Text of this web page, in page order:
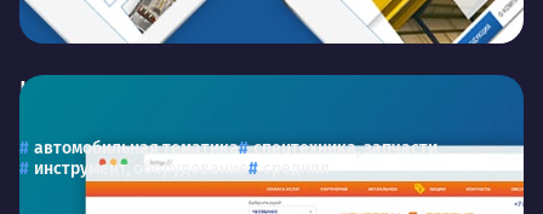
Контроль-Сервис
автомобильная тематика
спецтехника, запчасти
инструмент, оборудование
средняя